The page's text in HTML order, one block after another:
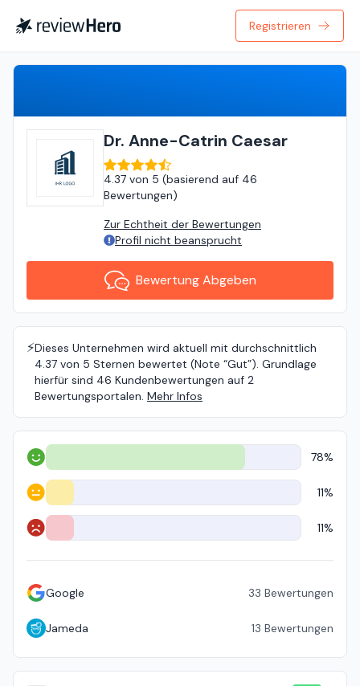
Registrieren
Dr. Anne-Catrin Caesar
4.37 von 5 (basierend auf 46
Bewertungen)
Zur Echtheit der Bewertungen
Profil nicht beansprucht
Bewertung Abgeben
⚡️Dieses Unternehmen wird aktuell mit durchschnittlich
4.37 von 5 Sternen bewertet (Note “Gut”). Grundlage
hierfür sind 46 Kundenbewertungen auf 2
Bewertungsportalen. Mehr Infos
Positiv 78%
Neutral 11%
Negativ 11%
Google 33 Bewertungen
Jameda 13 Bewertungen